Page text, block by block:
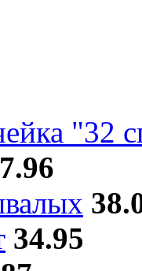
"32
34.95